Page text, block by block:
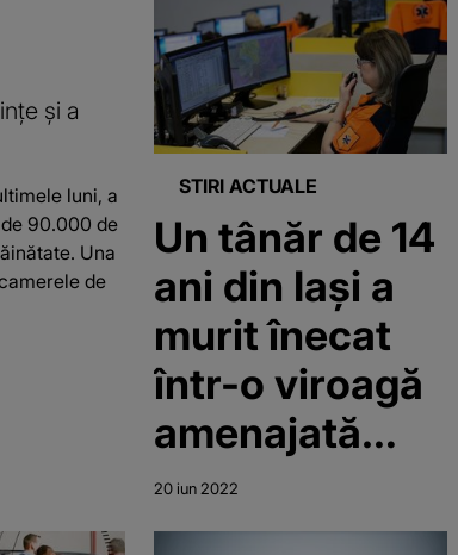
și a
luni, a
90.000 de
Una
de
STIRI ACTUALE
Un tânăr de 14
ani din Iași a
murit înecat
într-o viroagă
amenajată
ilegal
20 iun 2022